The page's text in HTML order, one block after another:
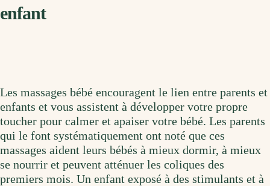
enfant
Les massages bébé encouragent le lien entre parents et
enfants et vous assistent à développer votre propre
toucher pour calmer et apaiser votre bébé. Les parents
qui le font systématiquement ont noté que ces
massages aident leurs bébés à mieux dormir, à mieux
se nourrir et peuvent atténuer les coliques des
premiers mois. Un enfant exposé à des stimulants et à